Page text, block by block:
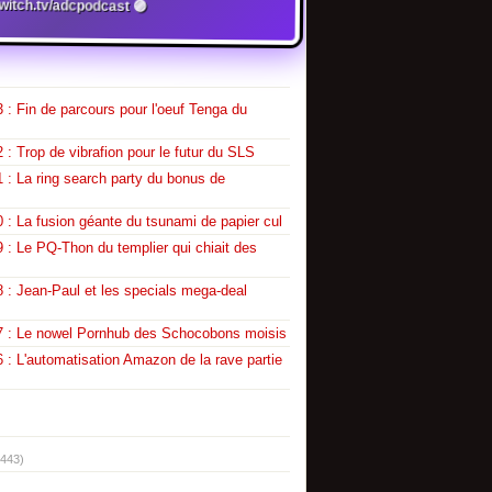
adcpodcast 🟣
: Fin de parcours pour l'oeuf Tenga du
: Trop de vibrafion pour le futur du SLS
: La ring search party du bonus de
: La fusion géante du tsunami de papier cul
: Le PQ-Thon du templier qui chiait des
: Jean-Paul et les specials mega-deal
: Le nowel Pornhub des Schocobons moisis
: L'automatisation Amazon de la rave partie